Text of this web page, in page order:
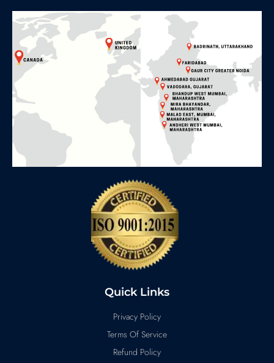
Quick Links
Privacy Policy
Terms Of Service
Refund Policy